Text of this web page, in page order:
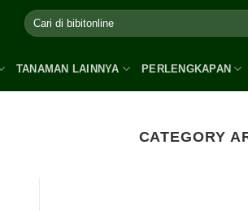
TANAMAN LAINNYA PERLENGKAPAN
CATEGORY